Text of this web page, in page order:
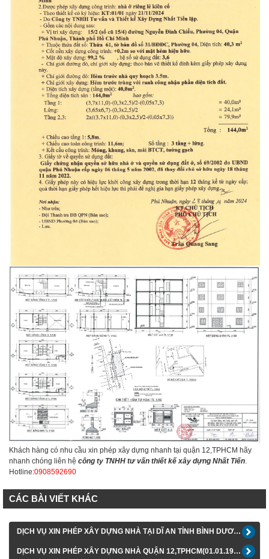
Khách hàng có nhu cầu xin phép xây dựng nhanh tại quận 12,TPHCM hãy
nhanh chóng liên hệ công ty TNHH tư vấn thiết kế xây dựng Nhất Tiến
Hotline:0908592690
CÁC BÀI VIẾT KHÁC
DỊCH VỤ XIN PHÉP XÂY DỰNG NHÀ TẠI DĨ AN TỈNH BÌNH DƯƠNG(01.01.1970)
DỊCH VỤ XIN PHÉP XÂY DỰNG NHÀ QUẬN 12,TPHCM(01.01.1970)